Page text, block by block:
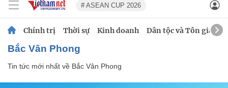
# ASEAN CUP 2026
Chính trị Thời sự Kinh doanh Dân tộc và Tôn giáo
Bắc Vân Phong
Tin tức mới nhất về Bắc Vân Phong